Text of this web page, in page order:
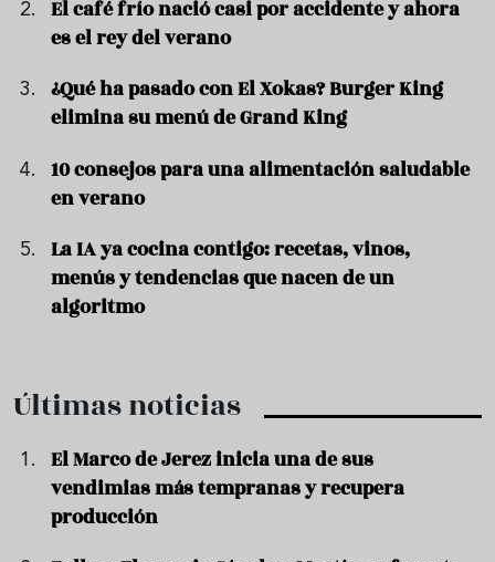
El café frío nació casi por accidente y ahora
es el rey del verano
¿Qué ha pasado con El Xokas? Burger King
elimina su menú de Grand King
10 consejos para una alimentación saludable
en verano
La IA ya cocina contigo: recetas, vinos,
menús y tendencias que nacen de un
algoritmo
Últimas noticias
El Marco de Jerez inicia una de sus
vendimias más tempranas y recupera
producción